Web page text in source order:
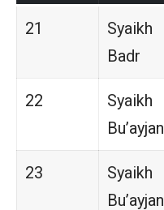
21
Syaikh
Badr
22
Syaikh
Bu’ayjan
23
Syaikh
Bu’ayjan